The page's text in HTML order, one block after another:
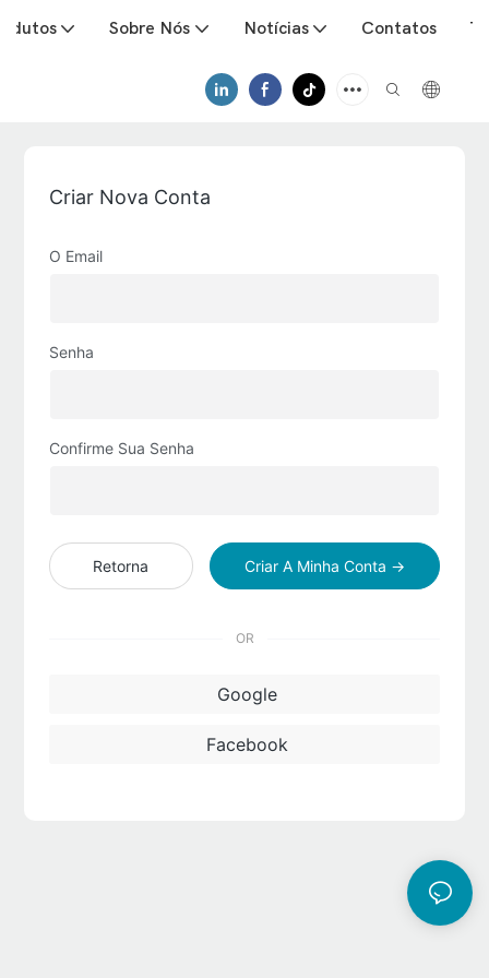
Sobre Nós Notícias Contatos
Criar Nova Conta
O Email
Senha
Confirme Sua Senha
Retorna Criar A Minha Conta →
OR
Google
Facebook